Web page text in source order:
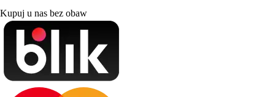
Kupuj u nas bez obaw